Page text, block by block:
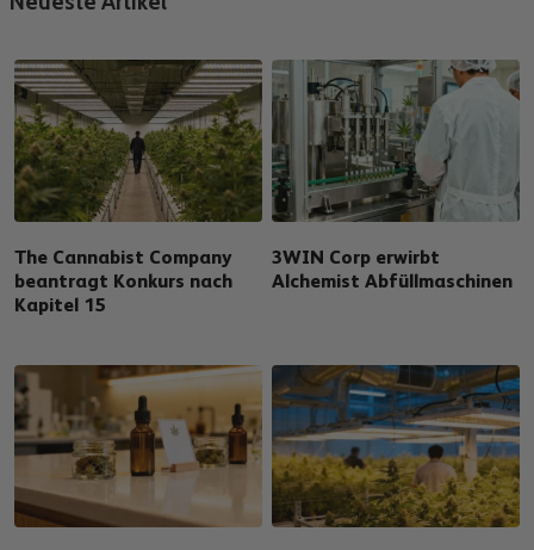
The Cannabist Company
beantragt Konkurs nach
Kapitel 15
3WIN Corp erwirbt
Alchemist Abfüllmaschinen